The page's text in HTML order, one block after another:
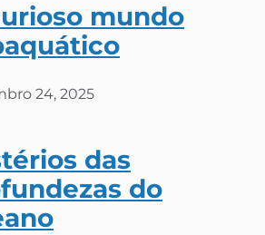
mundo
24, 2025
das
do